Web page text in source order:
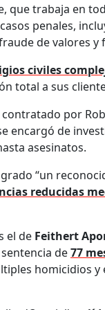
que trabaja en
penales,
de valores y
civiles
total a sus
por
encargó de
asesinatos.
“un
reducidas
el de Feithert
de77
homicidios